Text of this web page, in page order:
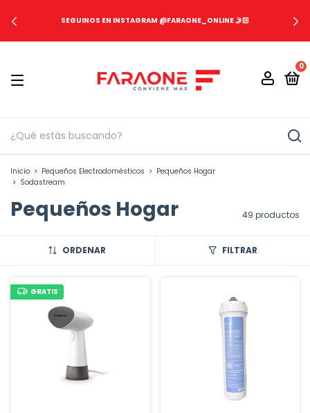
SEGUINOS EN INSTAGRAM @FARAONE_ONLINE 🤳🏻
0
Inicio > Pequeños Electrodomésticos > Pequeños Hogar
> Sodastream
Pequeños Hogar 49 productos
ORDENAR FILTRAR
GRATIS